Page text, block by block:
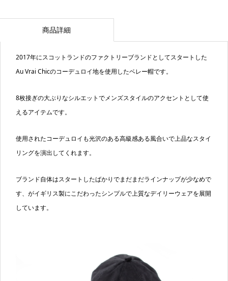
商品詳細
2017年にスコットランドのファクトリーブランドとしてスタートした
Au Vrai Chicのコーデュロイ地を使用したベレー帽です。
8枚接ぎの大ぶりなシルエットでメンズスタイルのアクセントとして使
えるアイテムです。
使用されたコーデュロイも光沢のある高級感ある風合いで上品なスタイ
リングを演出してくれます。
ブランド自体はスタートしたばかりでまだまだラインナップが少なめで
す、がイギリス製にこだわったシンプルで上質なデイリーウェアを展開
しています。